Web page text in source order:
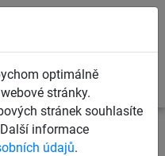
optimálně
stránky.
stránek souhlasíte
informace
údajů.
Volejbalové sítě a